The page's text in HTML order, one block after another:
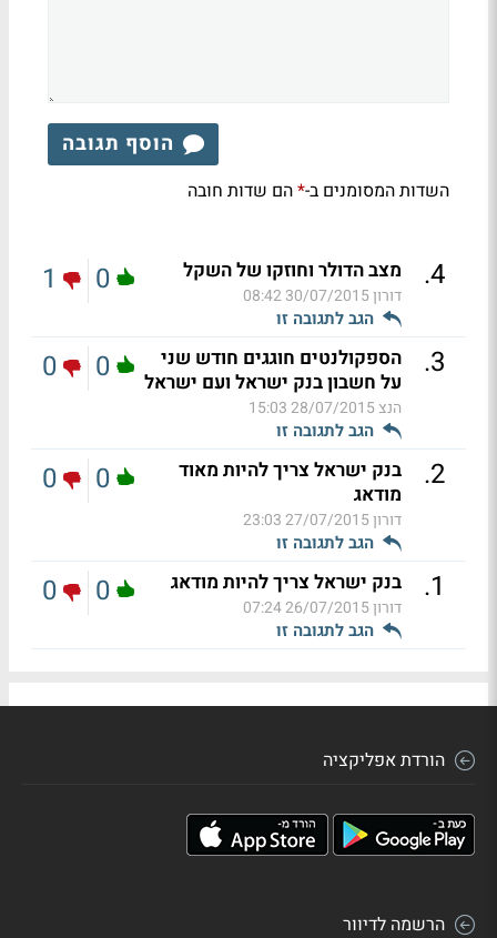
הוסף תגובה
השדות המסומנים ב-*הם שדות חובה
4
. מצב הדולר וחוזקו של השקל
דורון30/07/2015 08:42
הגב לתגובה זו
0
1
3
.
הספקולנטים חוגגים חודש שני
על חשבון בנק ישראל ועם ישראל
הנצ28/07/2015 15:03
הגב לתגובה זו
0
0
2
.
בנק ישראל צריך להיות מאוד
מודאג
דורון27/07/2015 23:03
הגב לתגובה זו
0
0
1
. בנק ישראל צריך להיות מודאג
דורון26/07/2015 07:24
הגב לתגובה זו
0
0
הורדת אפליקציה
הרשמה לדיוור